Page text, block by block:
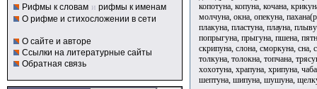
Рифмы к словам и рифмы к именам
О рифме и стихосложении в сети
О сайте и авторе
Ссылки на литературные сайты
Обратная связь
копотуна, копуна, кочана,
молчуна, окна, опекуна,
плакуна, пластуна, плауна,
попрыгуна, прыгуна, пшена,
скрипуна, слона, сморкуна, сна,
толкуна, толокна, топчана,
хохотуна, храпуна, хрипуна,
шептуна, шипуна, шушуна,